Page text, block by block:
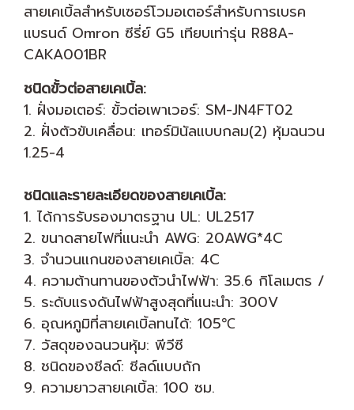
สายเคเบิ้ลสำหรับเซอร์โวมอเตอร์สำหรับการเบรค
แบรนด์ Omron ซีรี่ย์ G5 เทียบเท่ารุ่น R88A-
CAKA001BR
ชนิดขั้วต่อสายเคเบิ้ล:
1. ฝั่งมอเตอร์: ขั้วต่อเพาเวอร์: SM-JN4FT02
2. ฝั่งตัวขับเคลื่อน: เทอร์มินัลแบบกลม(2) หุ้มฉนวน
1.25-4
ชนิดและรายละเอียดของสายเคเบิ้ล:
1. ได้การรับรองมาตรฐาน UL: UL2517
2. ขนาดสายไฟที่แนะนำ AWG: 20AWG*4C
3. จำนวนแกนของสายเคเบิ้ล: 4C
4. ความต้านทานของตัวนำไฟฟ้า: 35.6 กิโลเมตร /
5. ระดับแรงดันไฟฟ้าสูงสุดที่แนะนำ: 300V
6. อุณหภูมิที่สายเคเบิ้ลทนได้: 105℃
7. วัสดุของฉนวนหุ้ม: พีวีซี
8. ชนิดของชีลด์: ชีลด์แบบถัก
9. ความยาวสายเคเบิ้ล: 100 ซม.